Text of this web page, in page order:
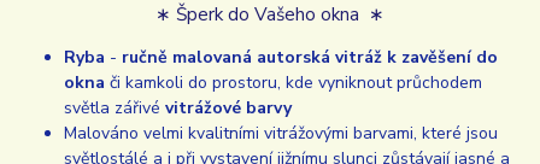
∗ Šperk do Vašeho okna ∗
Ryba - ručně malovaná autorská vitráž k zavěšení do
okna či kamkoli do prostoru, kde vyniknout průchodem
světla zářivévitrážové barvy
Malováno velmi kvalitními vitrážovými barvami, které jsou
světlostálé a i při vystavení jižnímu slunci zůstávají jasné a